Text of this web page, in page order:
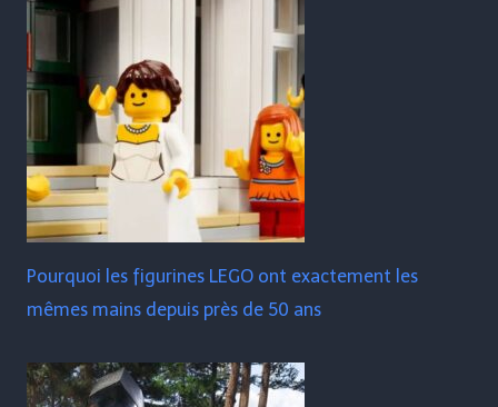
Pourquoi les figurines LEGO ont exactement les
mêmes mains depuis près de 50 ans